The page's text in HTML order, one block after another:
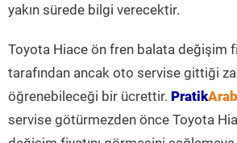
yakın sürede bilgi verecektir.
Toyota Hiace ön fren balata değişim
tarafından ancak oto servise gittiği
öğrenebileceği bir ücrettir. Pratik
servise götürmezden önce Toyota